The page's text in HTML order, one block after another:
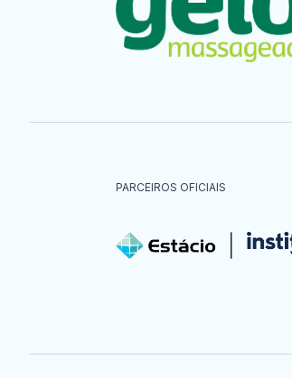
PARCEIROS OFICIAIS